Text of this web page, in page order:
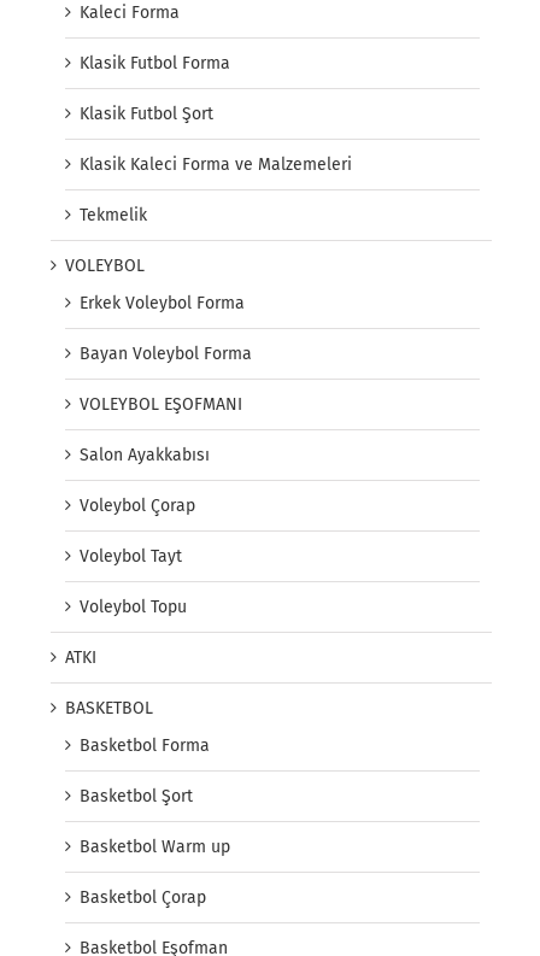
Kaleci Forma
Klasik Futbol Forma
Klasik Futbol Şort
Klasik Kaleci Forma ve Malzemeleri
Tekmelik
VOLEYBOL
Erkek Voleybol Forma
Bayan Voleybol Forma
VOLEYBOL EŞOFMANI
Salon Ayakkabısı
Voleybol Çorap
Voleybol Tayt
Voleybol Topu
ATKI
BASKETBOL
Basketbol Forma
Basketbol Şort
Basketbol Warm up
Basketbol Çorap
Basketbol Eşofman